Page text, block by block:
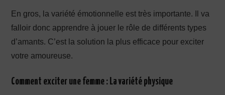
En gros, la variété émotionnelle est très importante. Il va
falloir donc apprendre à jouer le rôle de différents types
d’amants. C’est la solution la plus efficace pour exciter
votre amoureuse.
Comment exciter une femme : La variété physique